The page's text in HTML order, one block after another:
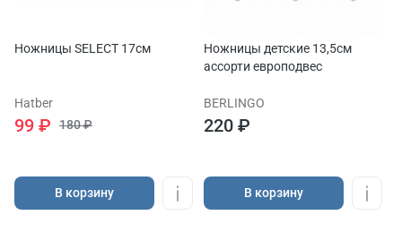
Ножницы SELECT 17см
Hatber
99 ₽ 180 ₽
В корзину
Ножницы детские 13,5см
ассорти европодвес
BERLINGO
220 ₽
В корзину